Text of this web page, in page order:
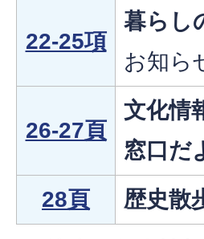
22-25項
暮らし
お知ら
26-27頁
文化情
窓口だ
28頁
歴史散